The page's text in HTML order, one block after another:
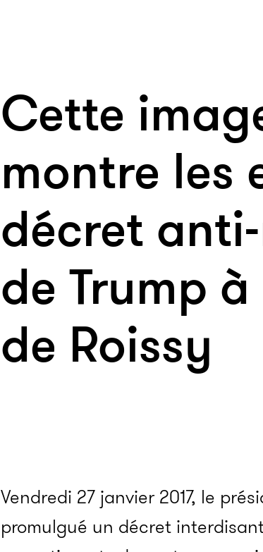
Cette
montre les
décret
de Trump
de Roissy
Vendredi 27 janvier 2017, le
promulgué un décret